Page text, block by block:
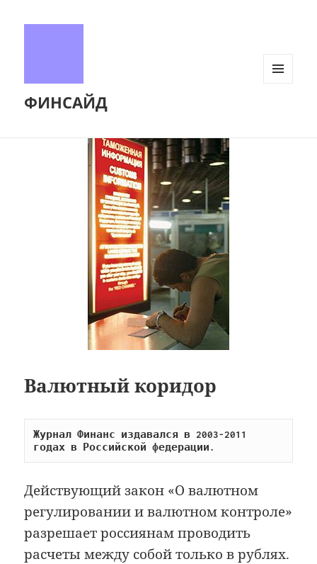
ФИНСАЙД
Валютный коридор
Журнал Финанс издавался в 2003-2011
годах в Российской федерации.
Действующий закон «О валютном
регулировании и валютном контроле»
разрешает россиянам проводить
расчеты между собой только в рублях.